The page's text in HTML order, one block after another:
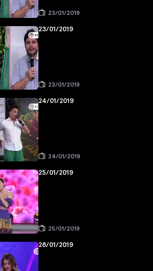
23/01/2019
23/01/2019
23/01/2019
24/01/2019
24/01/2019
25/01/2019
25/01/2019
28/01/2019